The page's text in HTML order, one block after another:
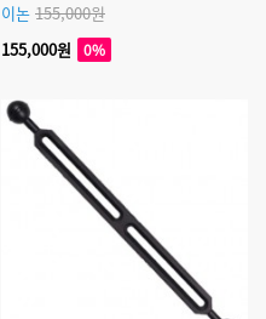
이논 155,000원
155,000원
0%